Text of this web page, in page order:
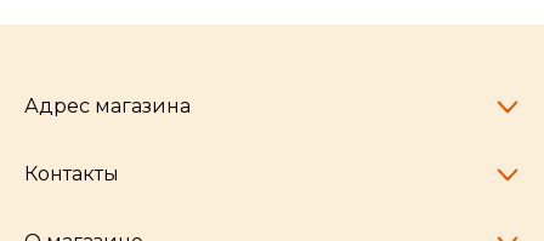
Адрес магазина
Челябинск,
Контакты